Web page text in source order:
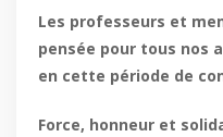
Les professeurs et
pensée pour tous nos
en cette période de
Force, honneur et